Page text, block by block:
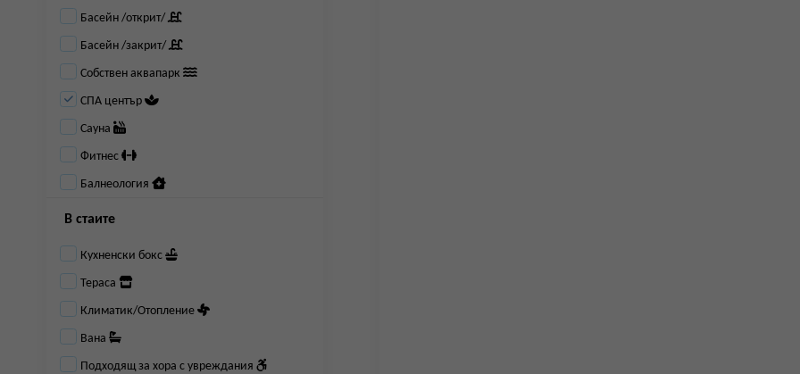
Басейн /открит/
Басейн /закрит/
Собствен аквапарк
СПА център
Сауна
Фитнес
Балнеология
В стаите
Кухненски бокс
Тераса
Климатик/Отопление
Вана
Подходящ за хора с увреждания